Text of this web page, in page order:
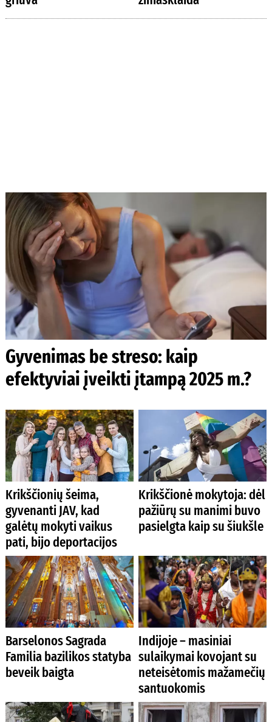
Gyvenimas be streso: kaip
efektyviai įveikti įtampą 2025 m.?
Krikščionių šeima,
gyvenanti JAV, kad
galėtų mokyti vaikus
pati, bijo deportacijos
Krikščionė mokytoja: dėl
pažiūrų su manimi buvo
pasielgta kaip su šiukšle
Barselonos Sagrada
Familia bazilikos statyba
beveik baigta
Indijoje – masiniai
sulaikymai kovojant su
neteisėtomis mažamečių
santuokomis